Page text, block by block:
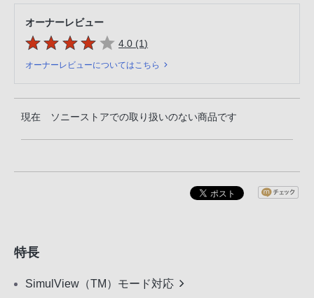
オーナーレビュー
5つの星のうち
4.0 (1件のレビュー
)
オーナーレビューについてはこちら
現在 ソニーストアでの取り扱いのない商品です
特長
SimulView（TM）モード対応